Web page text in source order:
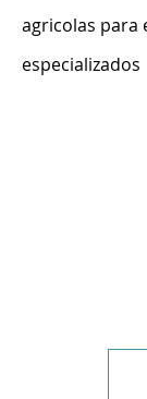
agricolas para
especializados